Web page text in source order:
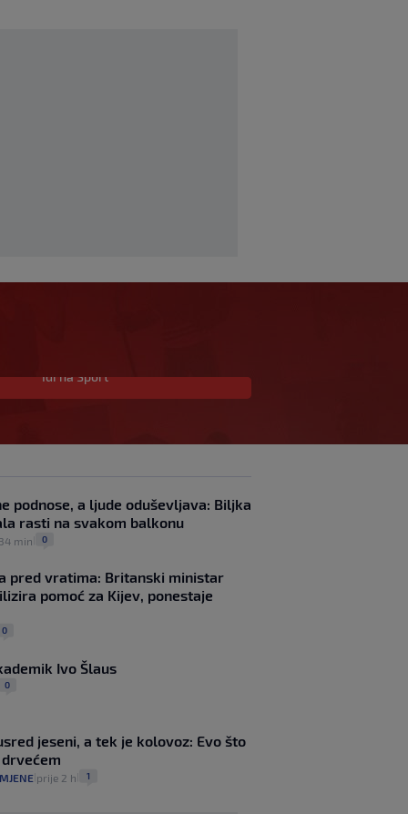
Samo na SK:
zvijezdama kreće po
SK|prije 3 h
Devet novih menadžera
jednom od 1889. godine
SK|prije 1 h
Gonzáleza na Velikoj
jedan Vatreni?
SK prije 6 h
iz Bundeslige!
Idi na Sport
podnose, a ljude oduševljava: Biljka
rasti na svakom balkonu
min 0
pred vratima: Britanski ministar
pomoć za Kijev, ponestaje
0
Ivo Šlaus
0
jeseni, a tek je kolovoz: Evo što
prije 2 h 1